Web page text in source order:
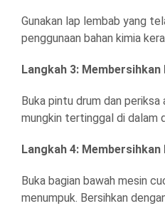
Gunakan lap lembab yang
penggunaan bahan kimia
Langkah 3: Membersihkan
Buka pintu drum dan
mungkin tertinggal di dalam
Langkah 4: Membersihkan
Buka bagian bawah mesin
menumpuk. Bersihkan